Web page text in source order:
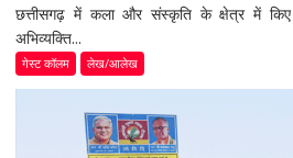
छत्तीसगढ़ में कला और संस्कृति के क्षेत्र में
अभिव्यक्ति...
गेस्ट कॉलम लेख/आलेख